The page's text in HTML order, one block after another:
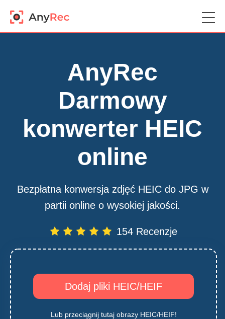
AnyRec
Darmowy
konwerter HEIC
online
Bezpłatna konwersja zdjęć HEIC do JPG w
partii online o wysokiej jakości.
154 Recenzje
Dodaj pliki HEIC/HEIF
Lub przeciągnij tutaj obrazy HEIC/HEIF!